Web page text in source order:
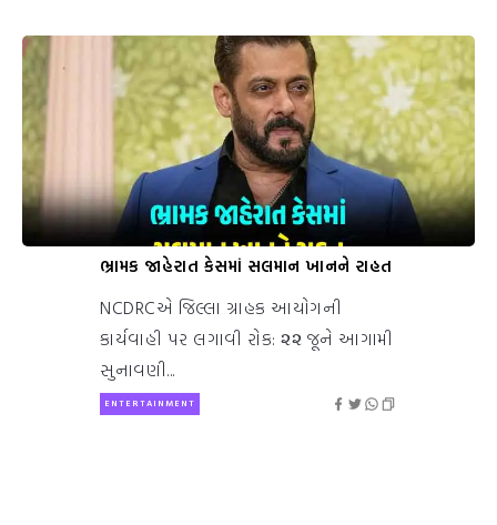
ભ્રામક જાહેરાત કેસમાં સલમાન ખાનને રાહત
NCDRCએ જિલ્લા ગ્રાહક આયોગની
કાર્યવાહી પર લગાવી રોક: ૨૨ જૂને આગામી
સુનાવણી...
ENTERTAINMENT